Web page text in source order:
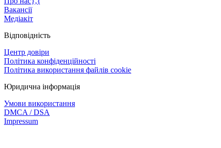
Вакансії
Медіакіт
Відповідність
Центр довіри
Політика конфіденційності
Політика використання файлів cookie
Юридична інформація
Умови використання
DMCA / DSA
Impressum